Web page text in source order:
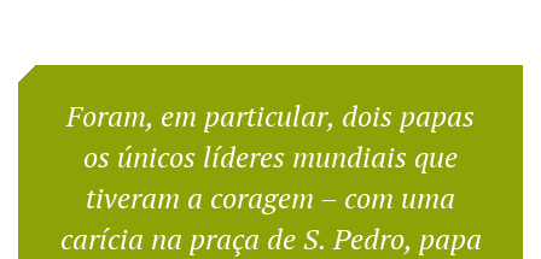
Foram, em particular, dois papas
os únicos líderes mundiais que
tiveram a coragem – com uma
carícia na praça de S. Pedro, papa